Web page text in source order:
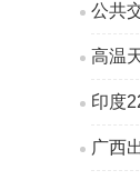
公共
高温
印度
广西